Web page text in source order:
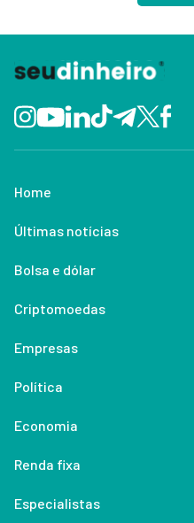
Home
Últimas notícias
Bolsa e dólar
Criptomoedas
Empresas
Política
Economia
Renda fixa
Especialistas